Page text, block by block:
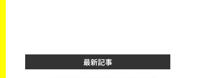
最新記事